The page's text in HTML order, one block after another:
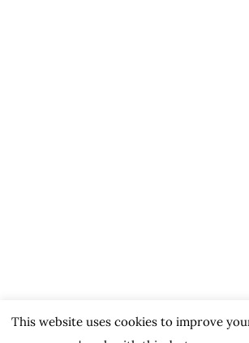
This website uses cookies to improve